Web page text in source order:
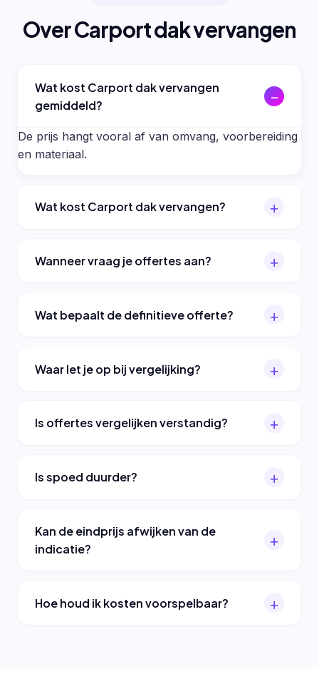
Over Carport dak vervangen
Wat kost Carport dak vervangen
gemiddeld?
De prijs hangt vooral af van omvang, voorbereiding
en materiaal.
Wat kost Carport dak vervangen?
Wanneer vraag je offertes aan?
Wat bepaalt de definitieve offerte?
Waar let je op bij vergelijking?
Is offertes vergelijken verstandig?
Is spoed duurder?
Kan de eindprijs afwijken van de
indicatie?
Hoe houd ik kosten voorspelbaar?